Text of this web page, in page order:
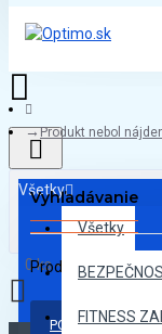
Všetky
Všetky
FITNESS
0 ks - 0,00€
Produkt nebol
Vyhľadávanie
Produkt nebol
POKRAČOVAŤ